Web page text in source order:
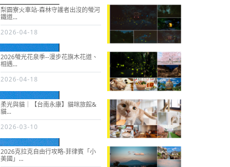
梨園寮火車站-森林守護者出沒的螢河
鐵道...
2026-04-18
2026螢光花泉季--漫步花旗木花道、
相遇...
2026-04-18
柔光與貓｜【台南永康】貓咪旅館&
貓...
2026-03-10
2026克拉克自由行攻略-菲律賓「小
美國」...